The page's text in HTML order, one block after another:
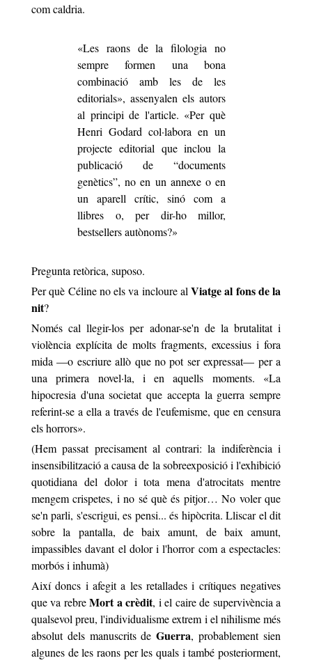
com caldria.
«Les raons de la filologia no
sempre formen una bona
combinació amb les de les
editorials», assenyalen els autors
al principi de l'article. «Per què
Henri Godard col·labora en un
projecte editorial que inclou la
publicació de “documents
genètics”, no en un annexe o en
un aparell crític, sinó com a
llibres o, per dir-ho millor,
bestsellers autònoms?»
Pregunta retòrica, suposo.
Per què Céline no els va incloure al Viatge al fons de la
nit?
Només cal llegir-los per adonar-se'n de la brutalitat i
violència explícita de molts fragments, excessius i fora
mida —o escriure allò que no pot ser expressat— per a
una primera novel·la, i en aquells moments. «La
hipocresia d'una societat que accepta la guerra sempre
referint-se a ella a través de l'eufemisme, que en censura
els horrors».
(Hem passat precisament al contrari: la indiferència i
insensibilització a causa de la sobreexposició i l'exhibició
quotidiana del dolor i tota mena d'atrocitats mentre
mengem crispetes, i no sé què és pitjor… No voler que
se'n parli, s'escrigui, es pensi... és hipòcrita. Lliscar el dit
sobre la pantalla, de baix amunt, de baix amunt,
impassibles davant el dolor i l'horror com a espectacles:
morbós i inhumà)
Així doncs i afegit a les retallades i crítiques negatives
que va rebreMort a crèdit, i el caire de supervivència a
qualsevol preu, l'individualisme extrem i el nihilisme més
absolut dels manuscrits deGuerra, probablement sien
algunes de les raons per les quals i també posteriorment,